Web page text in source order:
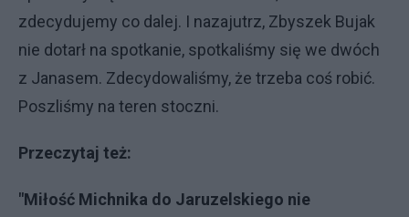
zdecydujemy co dalej. I nazajutrz, Zbyszek Bujak
nie dotarł na spotkanie, spotkaliśmy się we dwóch
z Janasem. Zdecydowaliśmy, że trzeba coś robić.
Poszliśmy na teren stoczni.
Przeczytaj też:
"Miłość Michnika do Jaruzelskiego nie